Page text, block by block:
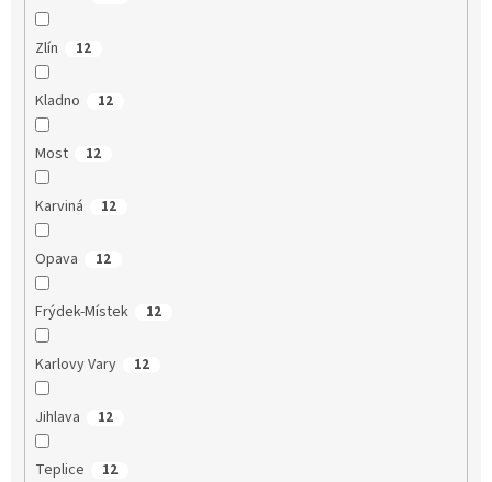
Zlín 12
Kladno 12
Most 12
Karviná 12
Opava 12
Frýdek-Místek 12
Karlovy Vary 12
Jihlava 12
Teplice 12